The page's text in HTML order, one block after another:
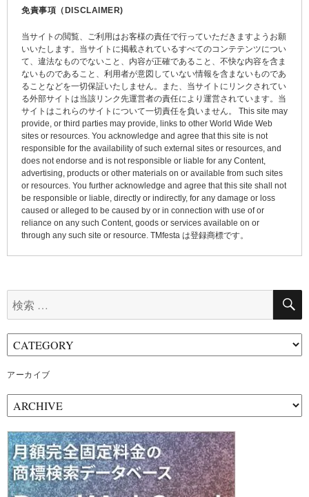
免責事項（DISCLAIMER)
当サイトの閲覧、ご利用はお客様の責任で行っていただきますようお願
いいたします。当サイトに掲載されているすべてのコンテテンツについ
て、違法なものでないこと、内容が正確であること、不快な内容を含ま
ないものであること、利用者が意図していない情報を含まないものであ
ることなどを一切保証いたしません。また、当サイトにリンクされてい
る外部サイトは当該リンク先運営者の責任により運営されています。当
サイトはこれらのサイトについて一切責任を負いません。 This site may
provide, or third parties may provide, links to other World Wide Web
sites or resources. You acknowledge and agree that this site is not
responsible for the availability of such external sites or resources, and
does not endorse and is not responsible or liable for any Content,
advertising, products or other materials on or available from such sites
or resources. You further acknowledge and agree that this site shall not
be responsible or liable, directly or indirectly, for any damage or loss
caused or alleged to be caused by or in connection with use of or
reliance on any such Content, goods or services available on or
through any such site or resource. TMfesta は登録商標です。
索:
アーカイブ
ー
カ
イ
ブ